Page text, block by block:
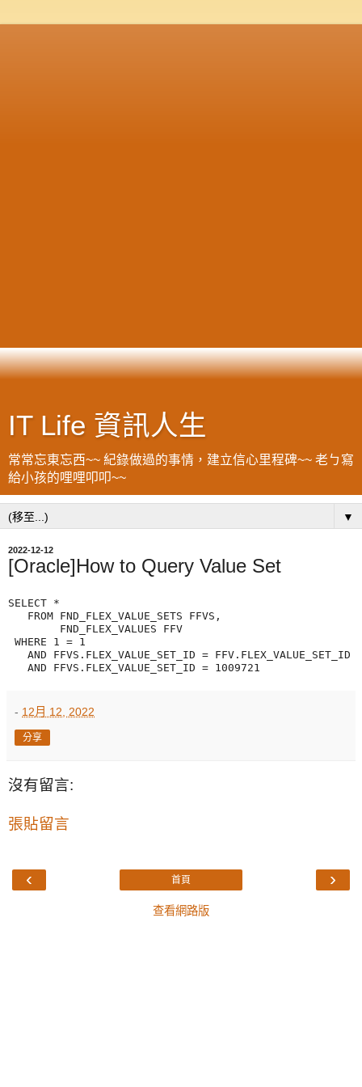
IT Life 資訊人生
常常忘東忘西~~ 紀錄做過的事情，建立信心里程碑~~ 老ㄅ寫
給小孩的哩哩叩叩~~
▼
2022-12-12
[Oracle]How to Query Value Set
SELECT *
   FROM FND_FLEX_VALUE_SETS FFVS,
        FND_FLEX_VALUES FFV
WHERE 1 = 1
   AND FFVS.FLEX_VALUE_SET_ID = FFV.FLEX_VALUE_SET_ID
- 12月 12, 2022
分享
沒有留言:
張貼留言
‹ ›
首頁
查看網路版